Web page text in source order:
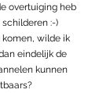
overtuiging heb
:-)
wilde ik
eindelijk de
kunnen